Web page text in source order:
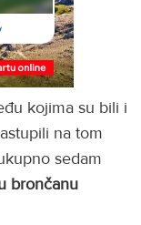
kojima su bili i
na tom
sedam
brončanu